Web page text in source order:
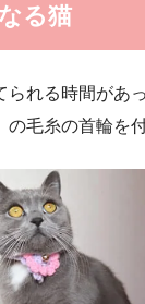
る猫
られる時間があ
毛糸の首輪を